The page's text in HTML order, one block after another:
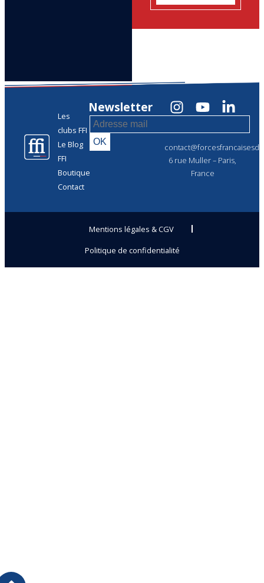
Les
clubs FFI
Le Blog
FFI
Boutique
Contact
6 rue Muller – Paris,
France
Newsletter
Mentions légales & CGV
Politique de confidentialité